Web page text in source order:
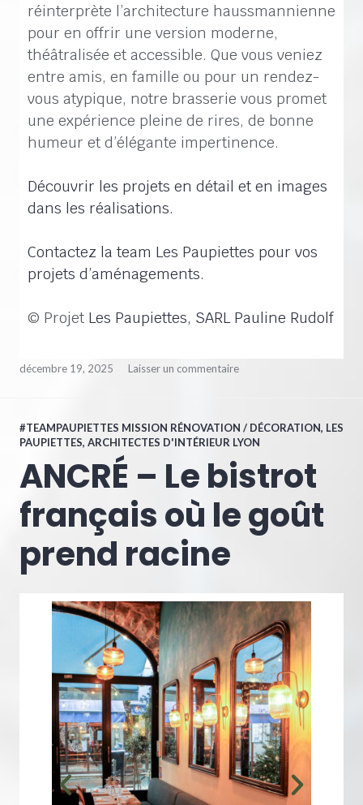
réinterprète l’architecture haussmannienne
pour en offrir une version moderne,
théâtralisée et accessible. Que vous veniez
entre amis, en famille ou pour un rendez-
vous atypique, notre brasserie vous promet
une expérience pleine de rires, de bonne
humeur et d’élégante impertinence.
Découvrir les projets en détail et en images
dans les réalisations.
Contactez la team Les Paupiettes pour vos
projets d’aménagements.
© Projet Les Paupiettes, SARL Pauline Rudolf
décembre 19, 2025 Laisser un commentaire
#TEAMPAUPIETTES MISSION RÉNOVATION / DÉCORATION, LES
PAUPIETTES, ARCHITECTES D'INTÉRIEUR LYON
ANCRÉ – Le bistrot
français où le goût
prend racine